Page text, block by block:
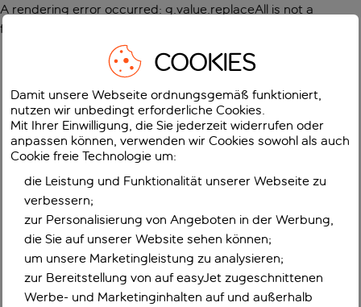
A rendering error occurred: g.value.replaceAll is not a
function
COOKIES
Damit unsere Webseite ordnungsgemäß funktioniert,
nutzen wir unbedingt erforderliche Cookies.
Mit Ihrer Einwilligung, die Sie jederzeit widerrufen oder
anpassen können, verwenden wir Cookies sowohl als auch
Cookie freie Technologie um:
die Leistung und Funktionalität unserer Webseite zu
verbessern;
zur Personalisierung von Angeboten in der Werbung,
die Sie auf unserer Website sehen können;
um unsere Marketingleistung zu analysieren;
zur Bereitstellung von auf easyJet zugeschnittenen
Werbe- und Marketinginhalten auf und außerhalb